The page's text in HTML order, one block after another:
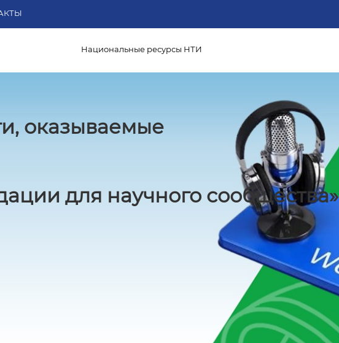
Национальные ресурсы НТИ
оказываемые
для научного сообщества»